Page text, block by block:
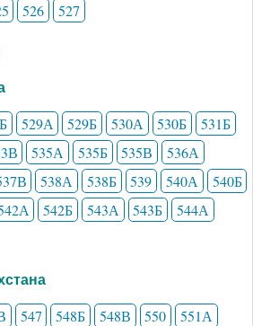
526 527
529А 529Б 530А 530Б
531Б
535А 535Б 535В
536А
538А 538Б 539 540А
540Б
542Б 543А 543Б
544А
547 548Б 548В 550 551А